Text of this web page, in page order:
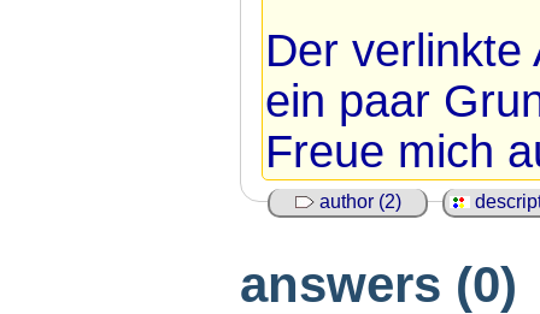
Der verlinkte
ein paar
Freue mich
author (2)
answers (0)